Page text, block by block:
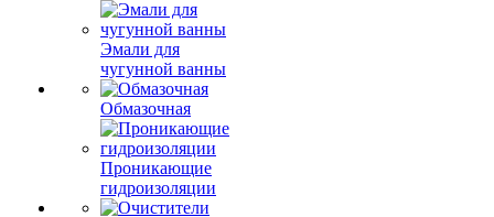
Эмали для
чугунной ванны
Обмазочная
Проникающие
гидроизоляции